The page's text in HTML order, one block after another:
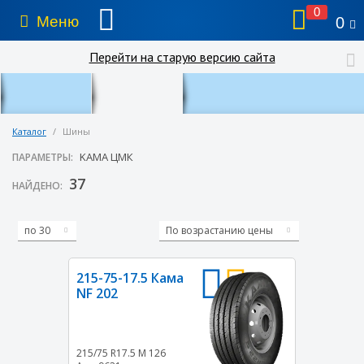
Меню
0
0
Перейти на старую версию сайта
Каталог / Шины
ПАРАМЕТРЫ: KAMA ЦМК
НАЙДЕНО: 37
по 30 По возрастанию цены
215-75-17.5 Кама
NF 202
215/75 R17.5 M 126